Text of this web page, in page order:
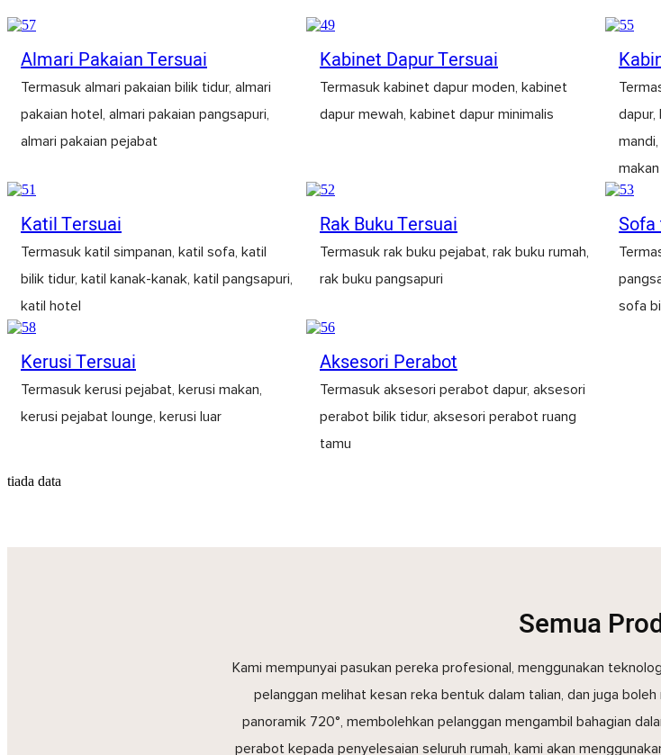
Almari Pakaian Tersuai
Termasuk almari pakaian bilik tidur, almari
pakaian hotel, almari pakaian pangsapuri,
almari pakaian pejabat
Kabinet Dapur Tersuai
Termasuk kabinet dapur moden, kabinet
dapur mewah, kabinet dapur minimalis
dapur,
makan
Katil Tersuai
Termasuk katil simpanan, katil sofa, katil
bilik tidur, katil kanak-kanak, katil pangsapuri,
katil hotel
Rak Buku Tersuai
Termasuk rak buku pejabat, rak buku rumah,
rak buku pangsapuri
sofa
Kerusi Tersuai
Termasuk kerusi pejabat, kerusi makan,
kerusi pejabat lounge, kerusi luar
Aksesori Perabot
Termasuk aksesori perabot dapur, aksesori
perabot bilik tidur, aksesori perabot ruang
tamu
tiada data
Semua
Kami mempunyai pasukan pereka profesional, menggunakan
pelanggan melihat kesan reka bentuk dalam talian, dan juga
panoramik 720°, membolehkan pelanggan mengambil bahagian
perabot kepada penyelesaian seluruh rumah, kami akan